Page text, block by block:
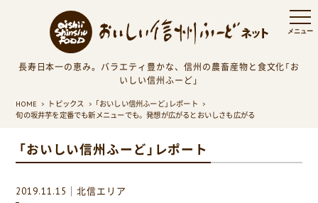
長寿日本一の恵み。バラエティ豊かな、信州の農畜産物と食文化「お
いしい信州ふーど」
HOME トピックス
「おいしい信州ふーど」レポート
旬の坂井芋を定番でも新メニューでも。発想が広がるとおいしさも広がる
「おいしい信州ふーど」レポート
2019.11.15｜北信エリア